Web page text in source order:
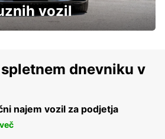
vozil
dnevniku v
najem vozil za podjetja